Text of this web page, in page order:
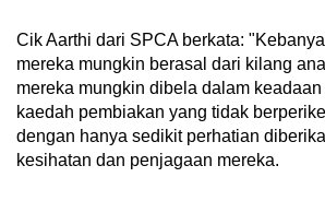
Cik Aarthi dari SPCA berkata:
mereka mungkin berasal dari kilang
mereka mungkin dibela dalam
kaedah pembiakan yang tidak
dengan hanya sedikit perhatian
kesihatan dan penjagaan mereka.